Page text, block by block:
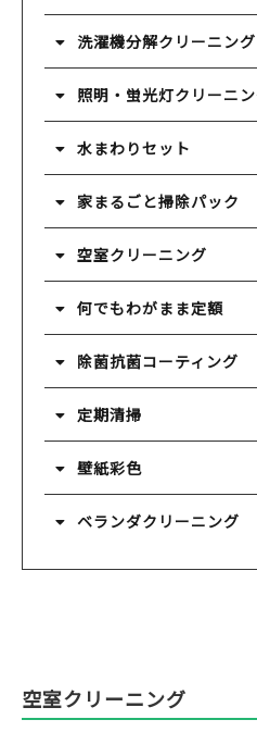
洗濯機分解クリーニング
照明・蛍光灯クリーニ
水まわりセット
家まるごと掃除パック
空室クリーニング
何でもわがまま定額
除菌抗菌コーティング
定期清掃
壁紙彩色
ベランダクリーニング
空室クリーニング